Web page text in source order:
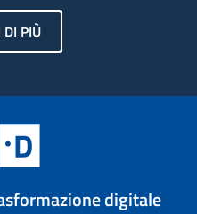
DI PIÙ
digitale